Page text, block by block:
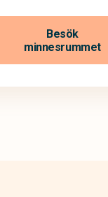
Besök
minnesrummet